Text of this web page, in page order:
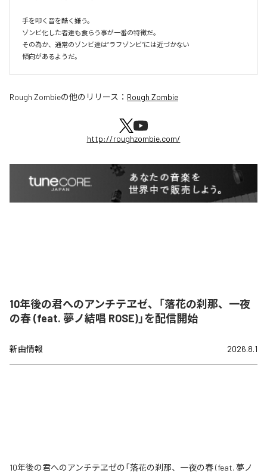
手を叩く音を酷く嫌う。
ゾンビ化した者達も食らう事が一番の特徴だ。
その為か、通常のゾンビ達は”ラフゾンビ”には近づかない
傾向があるようだ。
Rough Zombieの他のリリース： Rough Zombie
http://roughzombie.com/
10年後の君へのアンチテヱゼ、「落花の刹那、一夜
の春 (feat. 夢ノ結唱 ROSE)」を配信開始
新曲情報 2026.8.1
10年後の君へのアンチテヱゼの「落花の刹那、一夜の春 (feat. 夢ノ